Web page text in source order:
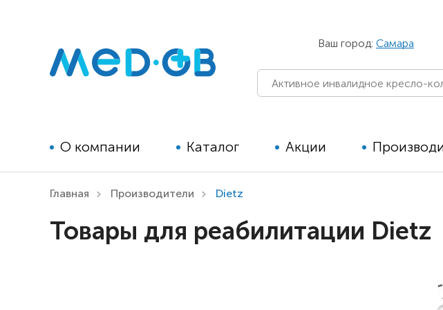
Ваш город: Самара
О компании Каталог
реабилитации для детей
Коляски для
Детские
Акции
Главная Производители Dietz
Товары для реабилитации Dietz